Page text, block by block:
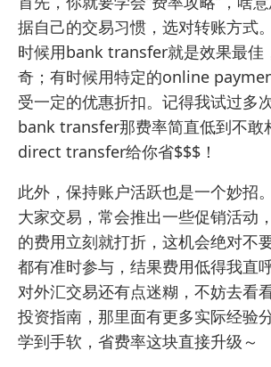
据自己的交易习惯，选对转账方式
时候用bank transfer就是效果最佳
奇；有时候用特定的online
受一定的优惠折扣。记得我试过多
bank transfer那费率简直低到不敢
direct transfer给你省$$$！
此外，保持账户活跃也是一个妙招
大家交易，常会推出一些促销活动
的费用立刻就打折，这机会绝对不
都有准时参与，结果费用低得我直
对外汇交易还有点迷糊，不妨去看
投资指南 ，那里面有更多实际经验
学到手软，省费率这块直接升级～